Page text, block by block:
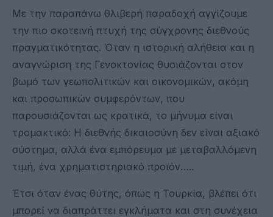
Με την παραπάνω θλιβερή παραδοχή αγγίζουμε
την πιο σκοτεινή πτυχή της σύγχρονης διεθνούς
πραγματικότητας. Όταν η ιστορική αλήθεια και η
αναγνώριση της Γενοκτονίας θυσιάζονται στον
βωμό των γεωπολιτικών και οικονομικών, ακόμη
και προσωπικών συμφερόντων, που
παρουσιάζονται ως κρατικά, το μήνυμα είναι
τρομακτικό: Η διεθνής δικαιοσύνη δεν είναι αξιακό
σύστημα, αλλά ένα εμπόρευμα με μεταβαλλόμενη
τιμή, ένα χρηματιστηριακό προϊόν…..
Έτσι όταν ένας θύτης, όπως η Τουρκία, βλέπει ότι
μπορεί να διαπράττει εγκλήματα και στη συνέχεια